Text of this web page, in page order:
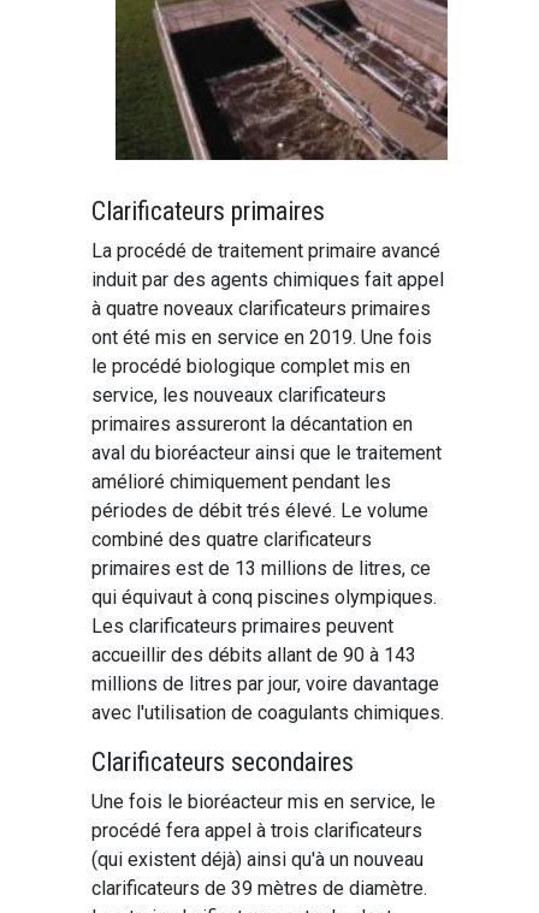
Clarificateurs primaires
La procédé de traitement primaire avancé
induit par des agents chimiques fait appel
à quatre noveaux clarificateurs primaires
ont été mis en service en 2019. Une fois
le procédé biologique complet mis en
service, les nouveaux clarificateurs
primaires assureront la décantation en
aval du bioréacteur ainsi que le traitement
amélioré chimiquement pendant les
périodes de débit trés élevé. Le volume
combiné des quatre clarificateurs
primaires est de 13 millions de litres, ce
qui équivaut à conq piscines olympiques.
Les clarificateurs primaires peuvent
accueillir des débits allant de 90 à 143
millions de litres par jour, voire davantage
avec l'utilisation de coagulants chimiques.
Clarificateurs secondaires
Une fois le bioréacteur mis en service, le
procédé fera appel à trois clarificateurs
(qui existent déjà) ainsi qu'à un nouveau
clarificateurs de 39 mètres de diamètre.